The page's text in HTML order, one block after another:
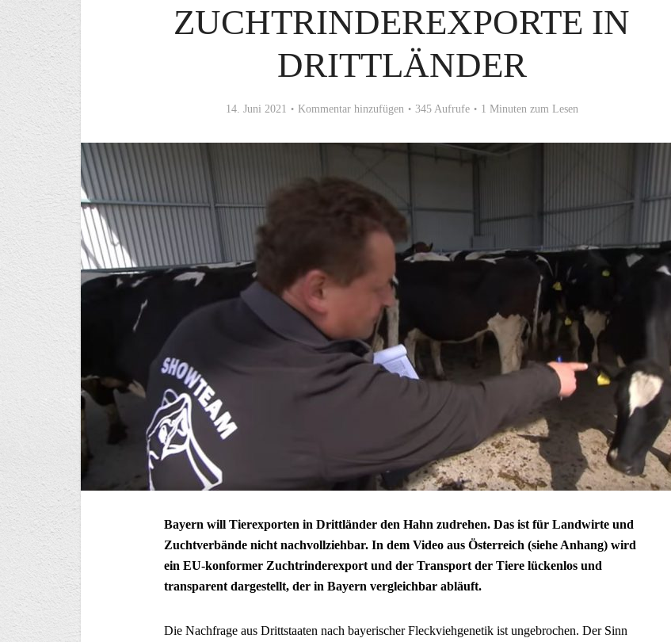
ZUCHTRINDEREXPORTE IN
DRITTLÄNDER
14. Juni 2021 Kommentar hinzufügen 345 Aufrufe 1 Minuten zum Lesen
Bayern will Tierexporten in Drittländer den Hahn zudrehen. Das ist für Landwirte und
Zuchtverbände nicht nachvollziehbar. In dem Video aus Österreich (siehe Anhang) wird
ein EU-konformer Zuchtrinderexport und der Transport der Tiere lückenlos und
transparent dargestellt, der in Bayern vergleichbar abläuft.
Die Nachfrage aus Drittstaaten nach bayerischer Fleckviehgenetik ist ungebrochen. Der Sinn